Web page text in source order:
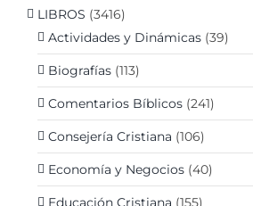
LIBROS (3416)
Actividades y Dinámicas (39)
Biografías (113)
Comentarios Bíblicos (241)
Consejería Cristiana (106)
Economía y Negocios (40)
Educación Cristiana (155)